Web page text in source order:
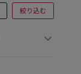
絞り込む